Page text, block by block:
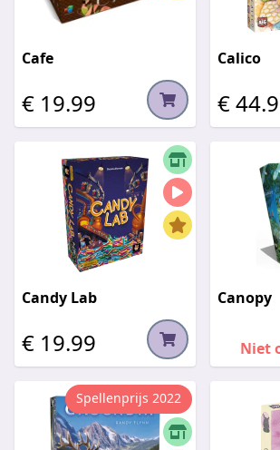
Cafe
€ 19.99
Calico
€
Candy Lab
€ 19.99
Canopy
Niet
Spellenprijs 2022